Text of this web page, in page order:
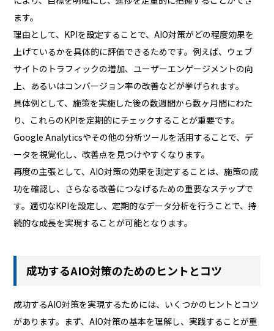
ます。
理由として、KPIを設定することで、AIO対策がどの程度効果を
上げているかを具体的に評価できるためです。例えば、ウェブ
サイトのトラフィックの増加、ユーザーエンゲージメントの向
上、あるいはコンバージョン率の改善などが挙げられます。
具体例として、施策を実施した後の数週間から数ヶ月間にわた
り、これらのKPIを定期的にチェックすることが重要です。
Google Analyticsやその他の分析ツールを活用することで、デ
ータを視覚化し、改善点を見つけやすくなります。
再度の主張として、AIO対策の効果を測定することは、施策の成
功を確認し、さらなる改善につなげるための重要なステップで
す。適切なKPIを設定し、定期的なデータ分析を行うことで、持
続的な成長を実現することが可能となります。
成功するAIO対策のためのヒントとコツ
成功するAIO対策を実現するためには、いくつかのヒントとコツ
があります。まず、AIO対策の基本を理解し、実践することが重